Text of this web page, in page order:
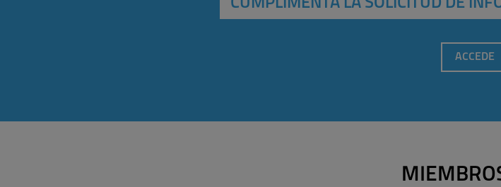
CUMPLIMENTA LA SOLICITUD DE
ACCEDE